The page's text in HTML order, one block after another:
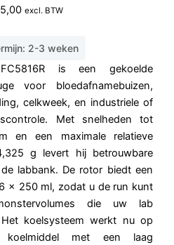
excl. BTW
2-3 weken
is een gekoelde
voor bloedafnamebuizen,
celkweek, en industriele of
Met snelheden tot
en een maximale relatieve
g levert hij betrouwbare
labbank. De rotor biedt een
x 250 ml, zodat u de run kunt
die uw lab
koelsysteem werkt nu op
koelmiddel met een laag